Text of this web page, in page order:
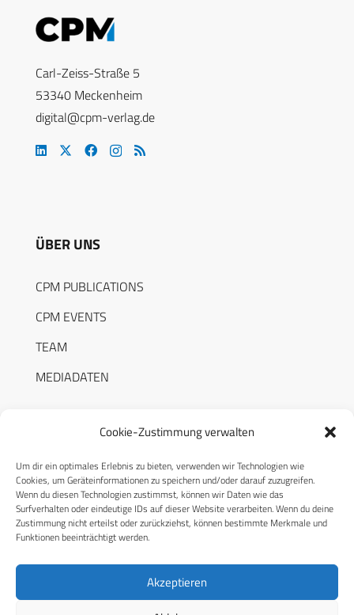
Cookie-Zustimmung verwalten
Um dir ein optimales Erlebnis zu bieten, verwenden wir Technologien wie
Cookies, um Geräteinformationen zu speichern und/oder darauf zuzugreifen.
Wenn du diesen Technologien zustimmst, können wir Daten wie das
Surfverhalten oder eindeutige IDs auf dieser Website verarbeiten. Wenn du deine
Zustimmung nicht erteilst oder zurückziehst, können bestimmte Merkmale und
Funktionen beeinträchtigt werden.
Akzeptieren
Carl-Zeiss-Straße 5
53340 Meckenheim
digital@cpm-verlag.de
ÜBER UNS
CPM PUBLICATIONS
CPM EVENTS
TEAM
MEDIADATEN
RECHTLICHES
Datenschutzerklärung
Cookie-Richtlinie (EU)